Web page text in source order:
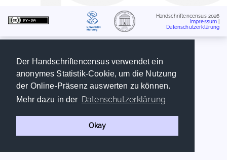
Der Handschriftencensus verwendet ein
anonymes Statistik-Cookie, um die Nutzung
der Online-Präsenz auswerten zu können.
Mehr dazu in der Datenschutzerklärung
Okay
Handschriftencensus 2026
Impressum
Datenschutzerklärung